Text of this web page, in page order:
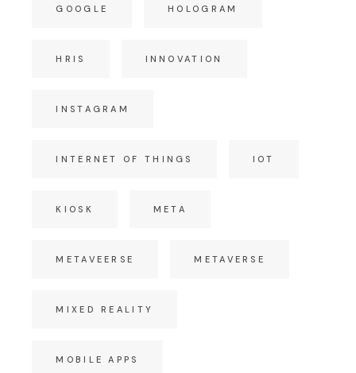
GOOGLE HOLOGRAM
HRIS INNOVATION
INSTAGRAM
INTERNET OF THINGS IOT
KIOSK META
METAVEERSE METAVERSE
MIXED REALITY
MOBILE APPS